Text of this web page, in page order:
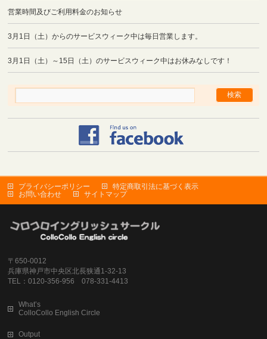
営業時間及びご利用料金のお知らせ
3月1日（土）からのサービスウィーク中は毎日営業します。
3月1日（土）～15日（土）のサービスウィーク中はお休みなしです！
プライバシーポリシー
特定商取引法に基づく表示
お問い合わせ
サイトマップ
〒650-0012
兵庫県神戸市中央区北長狭通1-32-13
TEL：0120-356-956 078-331-4413
What’s
ColloCollo English Circle
Output